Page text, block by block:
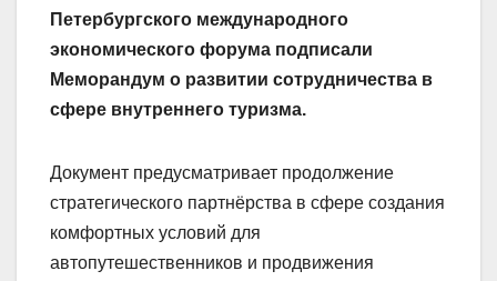
Петербургского международного
экономического форума подписали
Меморандум о развитии сотрудничества в
сфере внутреннего туризма.
Документ предусматривает продолжение
стратегического партнёрства в сфере создания
комфортных условий для
автопутешественников и продвижения